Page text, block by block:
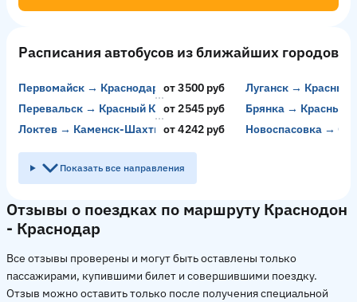
Расписания автобусов из ближайших городов
Первомайск → Краснодар от 3500 руб
Луганск → Красный
Перевальск → Красный Колосот 2545 руб
Брянка → Красный
Локтев → Каменск-Шахтинскийот 4242 руб Новоспасовка →
Показать все направления
Отзывы о поездках по маршруту Краснодон
- Краснодар
Все отзывы проверены и могут быть оставлены только
пассажирами, купившими билет и совершившими поездку.
Отзыв можно оставить только после получения специальной